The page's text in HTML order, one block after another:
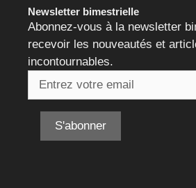
Newsletter bimestrielle
Abonnez-vous à la newsletter
recevoir les nouveautés et
incontournables.